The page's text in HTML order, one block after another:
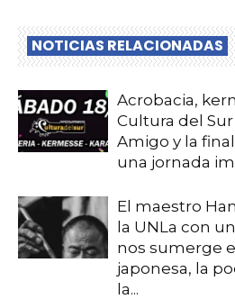
NOTICIAS RELACIONADAS
Acrobacia,
Cultura del
Amigo y la
una jornada
El maestro
la UNLa con
nos sumerge
japonesa, la
la...